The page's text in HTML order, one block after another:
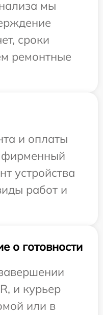
мы
сроки
ремонтные
и оплаты
фирменный
устройства
работ и
о готовности
и курьер
или в